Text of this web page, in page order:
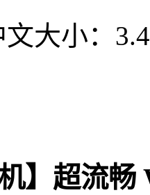
文大小：
】超流